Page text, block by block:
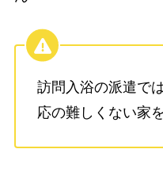
訪問入浴の派遣で
応の難しくない家